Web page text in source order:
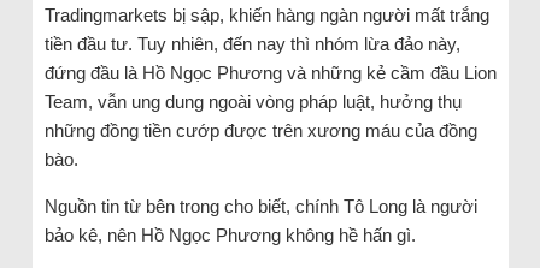
Tradingmarkets bị sập, khiến hàng ngàn người mất trắng
tiền đầu tư. Tuy nhiên, đến nay thì nhóm lừa đảo này,
đứng đầu là Hồ Ngọc Phương và những kẻ cầm đầu Lion
Team, vẫn ung dung ngoài vòng pháp luật, hưởng thụ
những đồng tiền cướp được trên xương máu của đồng
bào.
Nguồn tin từ bên trong cho biết, chính Tô Long là người
bảo kê, nên Hồ Ngọc Phương không hề hấn gì.